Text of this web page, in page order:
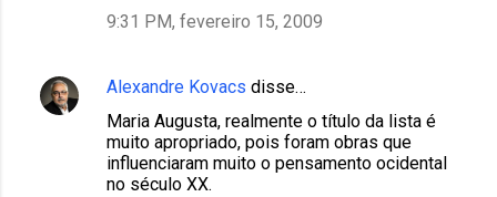
9:31 PM, fevereiro 15, 2009
Alexandre Kovacs disse…
Maria Augusta, realmente o título da lista é
muito apropriado, pois foram obras que
influenciaram muito o pensamento ocidental
no século XX.